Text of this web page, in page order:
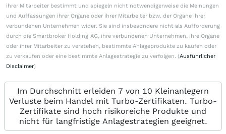
ihrer Mitarbeiter bestimmt und spiegeln nicht notwendigerweise die Meinungen
und Auffassungen ihrer Organe oder ihrer Mitarbeiter bzw. der Organe ihrer
verbundenen Unternehmen wider. Sie sind insbesondere nicht als Aufforderung
durch die Smartbroker Holding AG, ihre verbundenen Unternehmen, ihre Organe
oder ihrer Mitarbeiter zu verstehen, bestimmte Anlageprodukte zu kaufen oder
zu verkaufen oder eine bestimmte Anlagestrategie zu verfolgen. (Ausführlicher
Disclaimer)
Im Durchschnitt erleiden 7 von 10 Kleinanlegern
Verluste beim Handel mit Turbo-Zertifikaten. Turbo-
Zertifikate sind hoch risikoreiche Produkte und
nicht für langfristige Anlagestrategien geeignet.